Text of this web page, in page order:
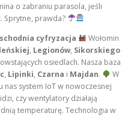
o zabraniu parasola, jeśli
Sprytne, prawda?
cyfryzacja
Wołomin
, Legionów, Sikorskiego
osiedlach. Nasza baza
, Lipinki, Czarna i Majdan.
W
nas system IoT w nowoczesnej
czy wentylatory działają
temperaturę. Technologia w